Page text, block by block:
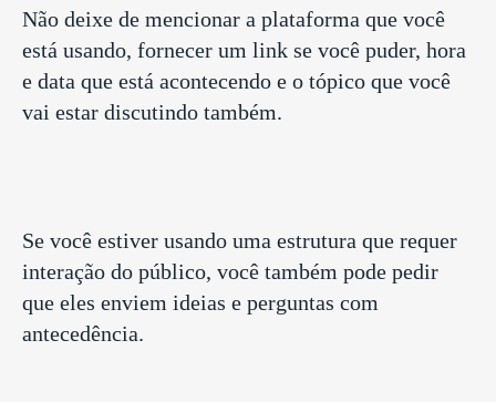
Não deixe de mencionar a plataforma que você
está usando, fornecer um link se você puder, hora
e data que está acontecendo e o tópico que você
vai estar discutindo também.
Se você estiver usando uma estrutura que requer
interação do público, você também pode pedir
que eles enviem ideias e perguntas com
antecedência.